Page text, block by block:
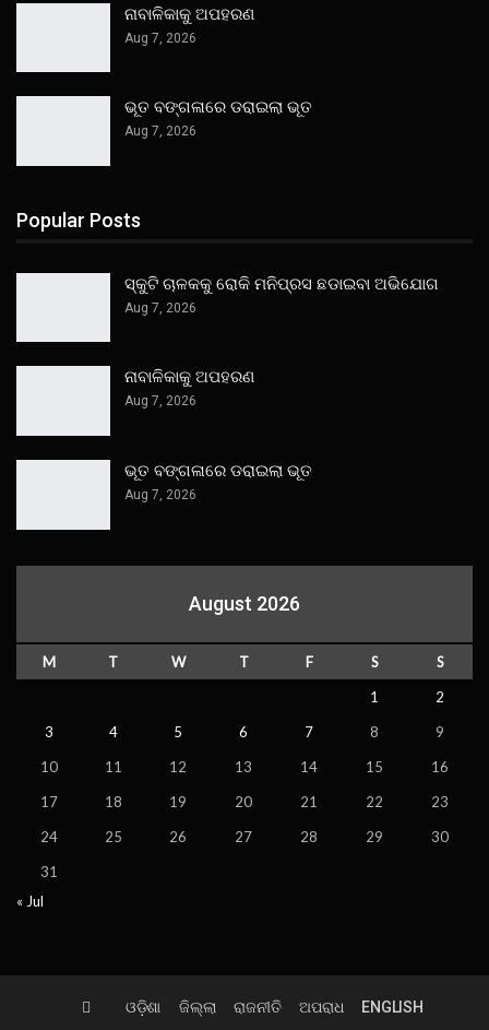
ନାବାଳିକାକୁ ଅପହରଣ
Aug 7, 2026
ଭୂତ ବଙ୍ଗଳାରେ ଡରାଇଲା ଭୂତ
Aug 7, 2026
Popular Posts
ସ୍କୁଟି ଚାଳକକୁ ରୋକି ମନିପ୍ରସ ଛଡାଇବା ଅଭିଯୋଗ
Aug 7, 2026
ନାବାଳିକାକୁ ଅପହରଣ
Aug 7, 2026
ଭୂତ ବଙ୍ଗଳାରେ ଡରାଇଲା ଭୂତ
Aug 7, 2026
August 2026
M T W T F S
S
1
2
3
4 5 6 7 8
9
10
11 12 13 14 15
16
17
18 19 20 21 22
23
24
25 26 27 28 29
30
31
« Jul
ଓଡ଼ିଶା ଜିଲ୍ଲା ରାଜନୀତି ଅପରାଧ ENGLISH